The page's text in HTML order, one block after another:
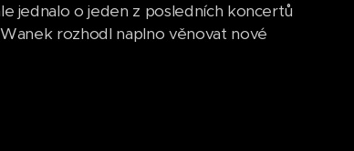
jednalo o jeden z posledních koncertů
rozhodl naplno věnovat nové